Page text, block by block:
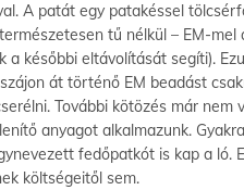
A patát egy patakéssel
tű nélkül – EM-
a későbbi eltávolítását segíti).
át történő EM beadást
További kötözés már nem
anyagot alkalmazunk.
fedőpatkót is kap a ló.
költségeitől sem.